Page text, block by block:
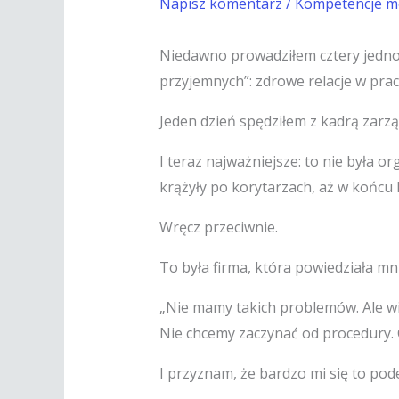
Niedawno prowadziłem cztery
przyjemnych”: zdrowe relacje w
Jeden dzień spędziłem z kadrą
I teraz najważniejsze: to nie była
krążyły po korytarzach, aż w końcu
Wręcz przeciwnie.
To była firma, która powiedziała
„Nie mamy takich problemów. Ale
Nie chcemy zaczynać od
I przyznam, że bardzo mi się to